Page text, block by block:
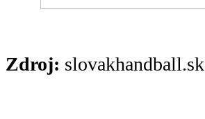
Zdroj: slovakhandball.sk